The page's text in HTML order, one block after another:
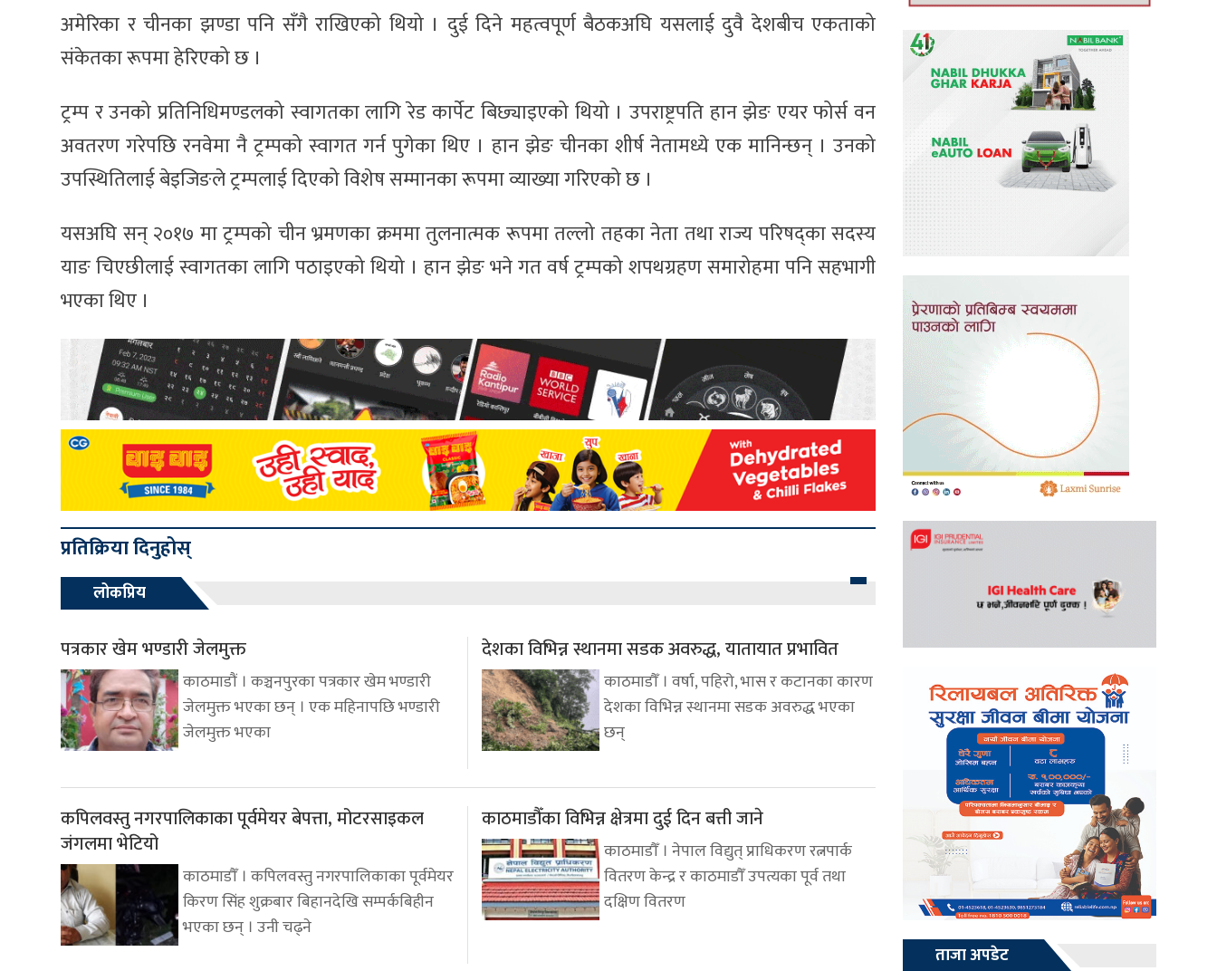
अमेरिका र चीनका झण्डा पनि सँगै राखिएको थियो । दुई दिने महत्वपूर्ण बैठकअघि यसलाई दुवै देशबीच एकताको
संकेतका रूपमा हेरिएको छ ।
ट्रम्प र उनको प्रतिनिधिमण्डलको स्वागतका लागि रेड कार्पेट बिछ्याइएको थियो । उपराष्ट्रपति हान झेङ एयर फोर्स वन
अवतरण गरेपछि रनवेमा नै ट्रम्पको स्वागत गर्न पुगेका थिए । हान झेङ चीनका शीर्ष नेतामध्ये एक मानिन्छन् । उनको
उपस्थितिलाई बेइजिङले ट्रम्पलाई दिएको विशेष सम्मानका रूपमा व्याख्या गरिएको छ ।
यसअघि सन् २०१७ मा ट्रम्पको चीन भ्रमणका क्रममा तुलनात्मक रूपमा तल्लो तहका नेता तथा राज्य परिषद्का सदस्य
याङ चिएछीलाई स्वागतका लागि पठाइएको थियो । हान झेङ भने गत वर्ष ट्रम्पको शपथग्रहण समारोहमा पनि सहभागी
भएका थिए ।
प्रतिक्रिया दिनुहोस्
लोकप्रिय
पत्रकार खेम भण्डारी जेलमुक्त
काठमाडौं । कञ्चनपुरका पत्रकार खेम भण्डारी
जेलमुक्त भएका छन् । एक महिनापछि भण्डारी
जेलमुक्त भएका
देशका विभिन्न स्थानमा सडक अवरुद्ध, यातायात प्रभावित
काठमाडौँ । वर्षा, पहिरो, भास र कटानका कारण
देशका विभिन्न स्थानमा सडक अवरुद्ध भएका
छन्
कपिलवस्तु नगरपालिकाका पूर्वमेयर बेपत्ता, मोटरसाइकल
जंगलमा भेटियो
काठमाडौँ । कपिलवस्तु नगरपालिकाका पूर्वमेयर
किरण सिंह शुक्रबार बिहानदेखि सम्पर्कबिहीन
भएका छन् । उनी चढ्ने
काठमाडौँका विभिन्न क्षेत्रमा दुई दिन बत्ती जाने
काठमाडौँ । नेपाल विद्युत् प्राधिकरण रत्नपार्क
वितरण केन्द्र र काठमाडौँ उपत्यका पूर्व तथा
दक्षिण वितरण
ताजा अपडेट